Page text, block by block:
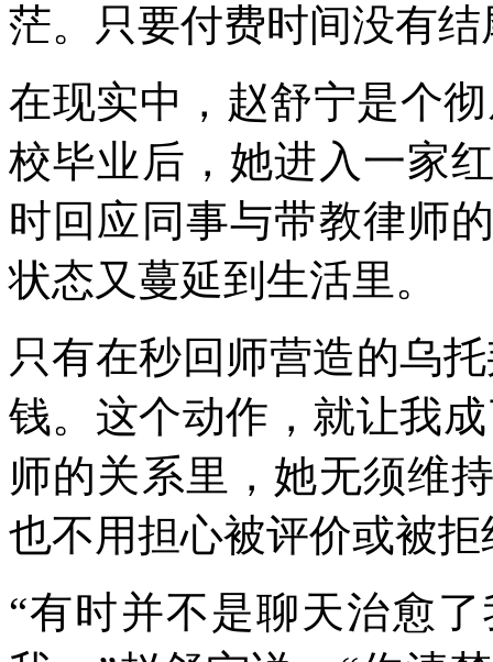
茫。只要付费时间没有
在现实中，赵舒宁是个
校毕业后，她进入一家
时回应同事与带教律师
状态又蔓延到生活里。
只有在秒回师营造的乌
钱。这个动作，就让我
师的关系里，她无须维
也不用担心被评价或被拒
“有时并不是聊天治愈